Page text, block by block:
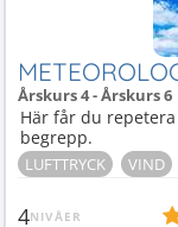
Årskurs 4 - Årskurs 6
Här får du
begrepp.
LUFTTRYCK VIND
4NIVÅER